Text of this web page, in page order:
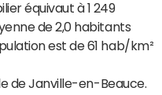
équivaut à 1 249
de 2,0 habitants
est de 61 hab/km²
de Janville-en-Beauce.